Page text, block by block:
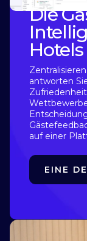
Die
Hotels
antworten
auf einer
EINE